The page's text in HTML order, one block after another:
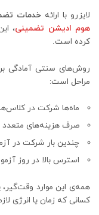
لایزرو با ارائه خدمات
هوم ادیشن تضمینی،
کرده است.
روش‌های سنتی آمادگی
مراحل است:
ماه‌ها شرکت در
صرف هزینه‌های متعدد
چندین بار شرکت در
استرس بالا در روز
همه‌ی این موارد وقت‌گیر،
کسانی که زمان یا انرژی